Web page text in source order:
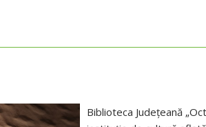
Biblioteca Judeţeană